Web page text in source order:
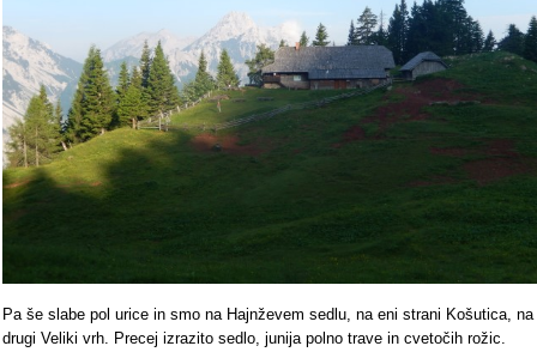
Pa še slabe pol urice in smo na Hajnževem sedlu, na eni strani Košutica, na
drugi Veliki vrh. Precej izrazito sedlo, junija polno trave in cvetočih rožic.